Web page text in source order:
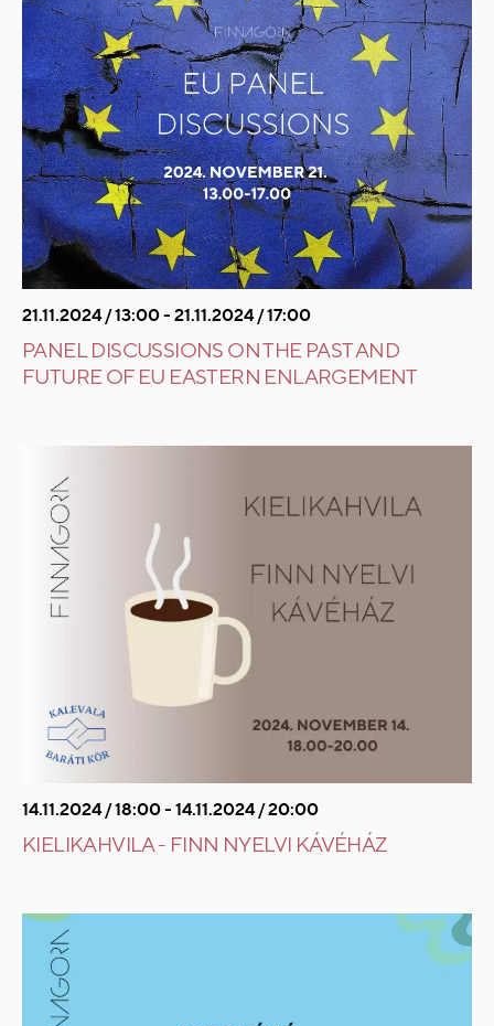
21.11.2024 / 13:00 - 21.11.2024 / 17:00
PANEL DISCUSSIONS ON THE PAST AND
FUTURE OF EU EASTERN ENLARGEMENT
14.11.2024 / 18:00 - 14.11.2024 / 20:00
KIELIKAHVILA - FINN NYELVI KÁVÉHÁZ